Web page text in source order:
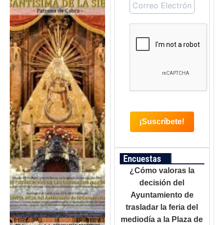
Encuestas
¿Cómo valoras la
decisión del
Ayuntamiento de
trasladar la feria del
mediodía a la Plaza de